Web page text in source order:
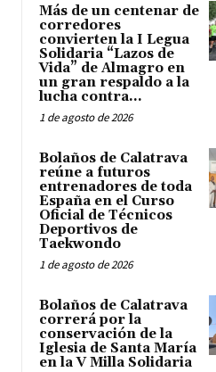
Más de un centenar de
corredores
convierten la I Legua
Solidaria “Lazos de
Vida” de Almagro en
un gran respaldo a la
lucha contra...
1 de agosto de 2026
Bolaños de Calatrava
reúne a futuros
entrenadores de toda
España en el Curso
Oficial de Técnicos
Deportivos de
Taekwondo
1 de agosto de 2026
Bolaños de Calatrava
correrá por la
conservación de la
Iglesia de Santa María
en la V Milla Solidaria